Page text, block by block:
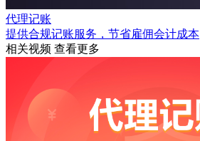
代理记账
提供合规记账服务，节省雇佣会计成本
相关视频 查看更多